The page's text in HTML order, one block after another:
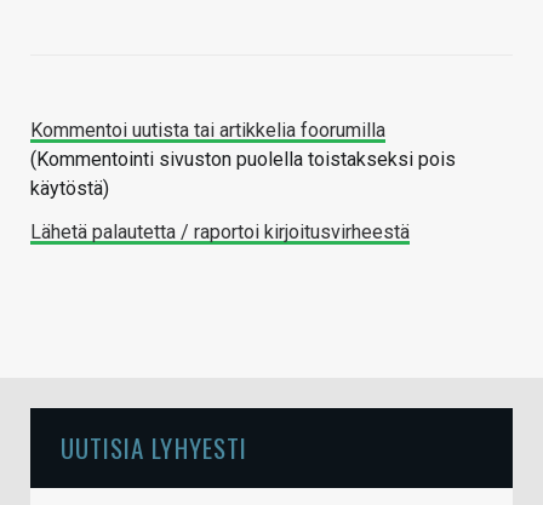
Kommentoi uutista tai artikkelia foorumilla
(Kommentointi sivuston puolella toistakseksi pois
käytöstä)
Lähetä palautetta / raportoi kirjoitusvirheestä
UUTISIA LYHYESTI